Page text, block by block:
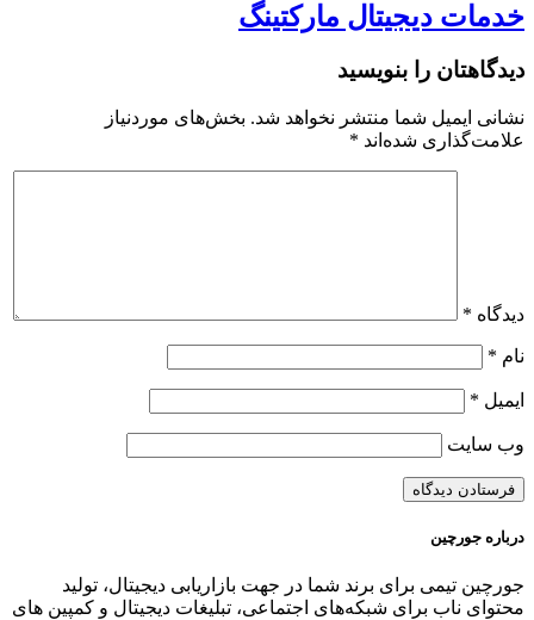
خدمات دیجیتال مارکتینگ
دیدگاهتان را بنویسید
نشانی ایمیل شما منتشر نخواهد شد. بخش‌های موردنیاز
علامت‌گذاری شده‌اند *
دیدگاه *
نام *
ایمیل *
وب‌ سایت
درباره جورچین
جورچین تیمی برای برند شما در جهت بازاریابی دیجیتال، تولید
محتوای ناب برای شبکه‌های اجتماعی، تبلیغات دیجیتال و کمپین های